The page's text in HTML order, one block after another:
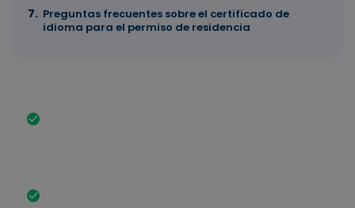
Preguntas frecuentes sobre el certificado de
idioma para el permiso de residencia